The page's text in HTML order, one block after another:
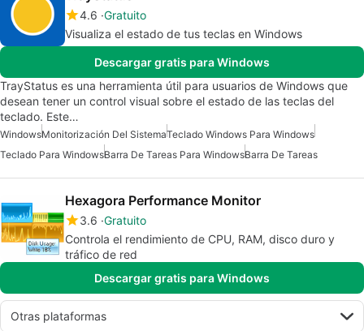
4.6 Gratuito
Visualiza el estado de tus teclas en Windows
Descargar gratis para Windows
TrayStatus es una herramienta útil para usuarios de Windows que
desean tener un control visual sobre el estado de las teclas del
teclado. Este…
WindowsMonitorización Del SistemaTeclado Windows Para Windows
Teclado Para WindowsBarra De Tareas Para WindowsBarra De Tareas
Hexagora Performance Monitor
3.6 Gratuito
Controla el rendimiento de CPU, RAM, disco duro y
tráfico de red
Descargar gratis para Windows
Otras plataformas